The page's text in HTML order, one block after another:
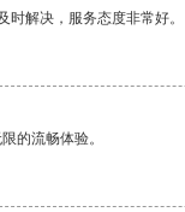
解决，服务态度非常好。
的流畅体验。